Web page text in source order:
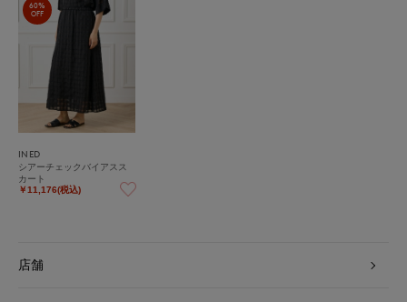
60%
OFF
INED
シアーチェックバイアスス
カート
￥11,176(税込)
店舗